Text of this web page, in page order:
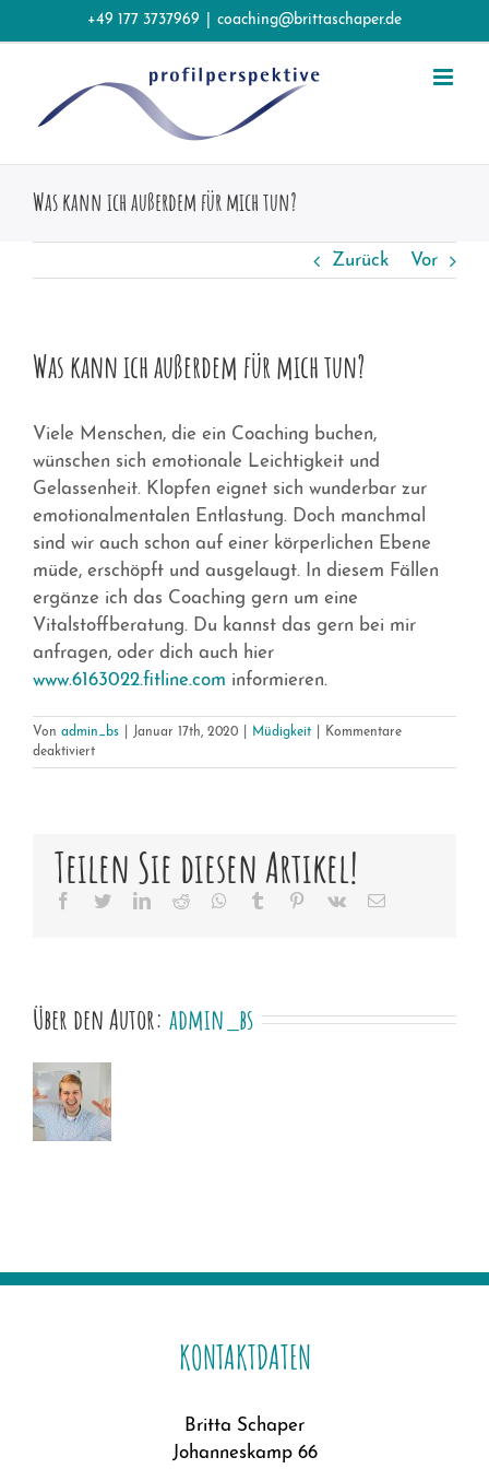
Inhalt
+49 177 3737969 coaching@brittaschaper.de
Was kann ich außerdem für mich tun?
Zurück Vor
Was kann ich außerdem für mich tun?
Viele Menschen, die ein Coaching buchen,
wünschen sich emotionale Leichtigkeit und
Gelassenheit. Klopfen eignet sich wunderbar zur
emotionalmentalen Entlastung. Doch manchmal
sind wir auch schon auf einer körperlichen Ebene
müde, erschöpft und ausgelaugt. In diesem Fällen
ergänze ich das Coaching gern um eine
Vitalstoffberatung. Du kannst das gern bei mir
anfragen, oder dich auch hier
www.6163022.fitline.com informieren.
Von admin_bs Januar 17th, 2020 Müdigkeit
Kommentare
deaktiviertfür
Was
mich
Teilen Sie diesen Artikel!
Facebook
TwitterLinkedIn
Reddit Whatsapp
Tumblr Pinterest
Vk Email
Über den Autor: admin_bs
KONTAKTDATEN
Britta Schaper
Johanneskamp 66